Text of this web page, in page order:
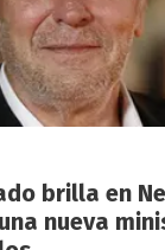
brilla en
nueva